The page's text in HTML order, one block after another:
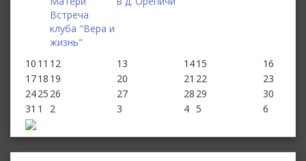
Встреча
клуба "Вера и
жизнь"
10 11 12 13 1415
16
1718 19 20 21 22
23
2425 26 27 28 29
30
31 1 2 3 4 5 6